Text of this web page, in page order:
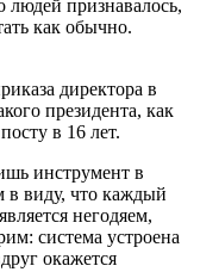
людей признавалось,
как обычно.
директора в
президента, как
в 16 лет.
инструмент в
в виду, что каждый
негодяем,
система устроена
окажется